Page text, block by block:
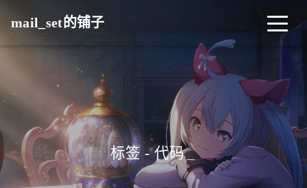
mail_set的铺子
标签 - 代码_